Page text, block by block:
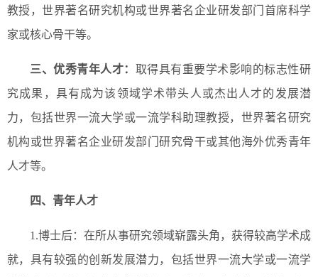
教授，世界著名研究机构或世界著名企业研发部门首席科学
家或核心骨干等。
三、优秀青年人才： 取得具有重要学术影响的标志性研
究成果，具有成为该领域学术带头人或杰出人才的发展潜
力，包括世界一流大学或一流学科助理教授，世界著名研究
机构或世界著名企业研发部门研究骨干或其他海外优秀青年
人才等。
四、青年人才
1.博士后：在所从事研究领域崭露头角，获得较高学术成
就，具有较强的创新发展潜力，包括世界一流大学或一流学